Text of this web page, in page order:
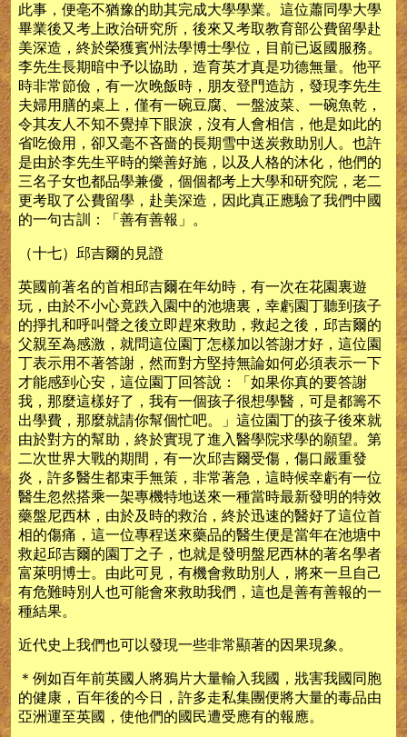
此事，便亳不猶豫的助其完成大學學業。這位蕭同學大學
畢業後又考上政治研究所，後來又考取教育部公費留學赴
美深造，終於榮獲賓州法學博士學位，目前已返國服務。
李先生長期暗中予以協助，造育英才真是功德無量。他平
時非常節儉，有一次晚飯時，朋友登門造訪，發現李先生
夫婦用膳的桌上，僅有一碗豆腐、一盤波菜、一碗魚乾，
令其友人不知不覺掉下眼淚，沒有人會相信，他是如此的
省吃儉用，卻又毫不吝嗇的長期雪中送炭救助別人。也許
是由於李先生平時的樂善好施，以及人格的沐化，他們的
三名子女也都品學兼優，個個都考上大學和研究院，老二
更考取了公費留學，赴美深造，因此真正應驗了我們中國
的一句古訓：「善有善報」。
（十七）邱吉爾的見證
英國前著名的首相邱吉爾在年幼時，有一次在花園裏遊
玩，由於不小心竟跌入園中的池塘裏，幸虧園丁聽到孩子
的掙扎和呼叫聲之後立即趕來救助，救起之後，邱吉爾的
父親至為感激，就問這位園丁怎樣加以答謝才好，這位園
丁表示用不著答謝，然而對方堅持無論如何必須表示一下
才能感到心安，這位園丁回答說：「如果你真的要答謝
我，那麼這樣好了，我有一個孩子很想學醫，可是都籌不
出學費，那麼就請你幫個忙吧。」這位園丁的孩子後來就
由於對方的幫助，終於實現了進入醫學院求學的願望。第
二次世界大戰的期間，有一次邱吉爾受傷，傷口嚴重發
炎，許多醫生都束手無策，非常著急，這時候幸虧有一位
醫生忽然搭乘一架專機特地送來一種當時最新發明的特效
藥盤尼西林，由於及時的救治，終於迅速的醫好了這位首
相的傷痛，這一位專程送來藥品的醫生便是當年在池塘中
救起邱吉爾的園丁之子，也就是發明盤尼西林的著名學者
富萊明博士。由此可見，有機會救助別人，將來一旦自己
有危難時別人也可能會來救助我們，這也是善有善報的一
種結果。
近代史上我們也可以發現一些非常顯著的因果現象。
＊例如百年前英國人將鴉片大量輸入我國，戕害我國同胞
的健康，百年後的今日，許多走私集團便將大量的毒品由
亞洲運至英國，使他們的國民遭受應有的報應。